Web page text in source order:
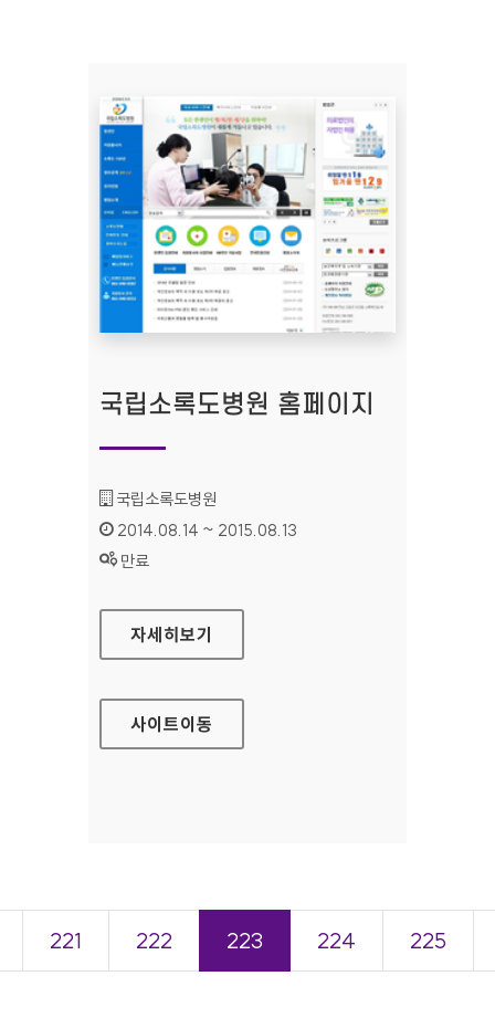
국립소록도병원 홈페이지
기관명 :
국립소록도병원
인증기간 :
2014.08.14 ~ 2015.08.13
상태 :
만료
국립소록도병원 홈페이지
자세히보기
사이트이동
221 222 223 224 225